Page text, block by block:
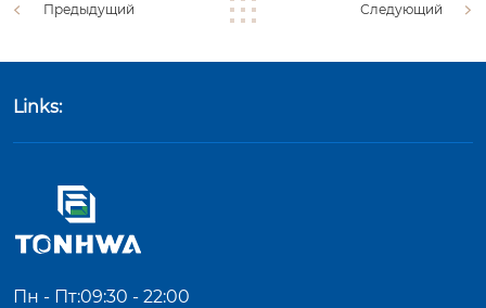
Предыдущий Следующий
Links:
Пн - Пт:09:30 - 22:00